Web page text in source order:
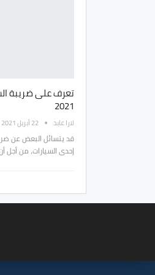
تعرف على ضريبة
2021
لارا عابد 22 أبريل 2021
قد يتسائل البعض عن
إحدى السيارات، من أجل